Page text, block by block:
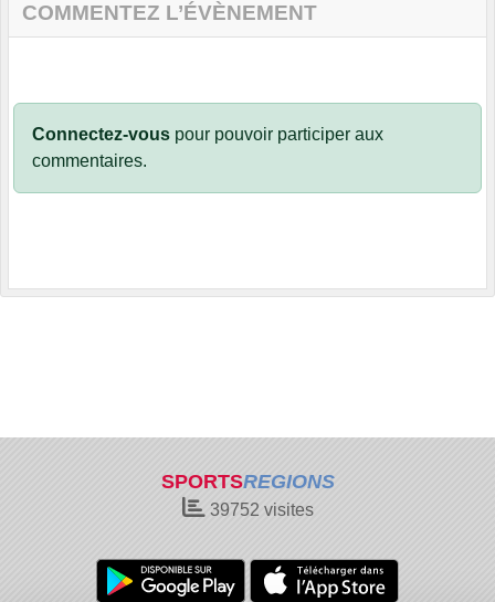
COMMENTEZ L’ÉVÈNEMENT
Connectez-vous pour pouvoir participer aux
commentaires.
SPORTSREGIONS
39752 visites